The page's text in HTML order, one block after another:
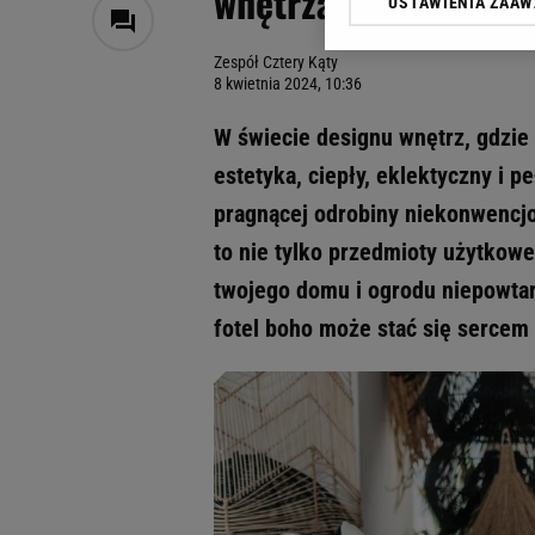
Zespół Cztery Kąty
8 kwietnia 2024, 10:36
W świecie designu wnętrz,
estetyka, ciepły, eklektyczny i
pragnącej odrobiny
to nie tylko przedmioty
twojego domu i ogrodu
fotel boho może stać się
Klikając „Akceptuję”
odnośnik „Ustawienia
My, nasi Zaufani
Użycie dokładnych
Przechowywanie
badnie odbiorców i